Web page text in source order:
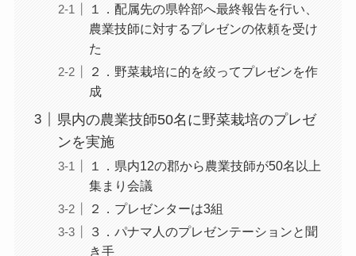
１．配属先の県幹部へ最終報告を行い、
農業技師に対するプレゼンの依頼を受け
た
２．野菜栽培に的を絞ってプレゼンを作
成
県内の農業技師50名に野菜栽培のプレゼ
ンを実施
１．県内12の郡から農業技師が50名以上
集まり会議
２．プレゼンターは3組
３．パナマ人のプレゼンテーションと聞
き手